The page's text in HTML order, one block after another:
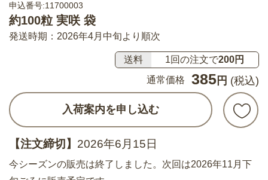
申込番号:11700003
約100粒 実咲 袋
発送時期：2026年4月中旬より順次
送料 1回の注文で200円
通常価格
385 円 (税込)
入荷案内を申し込む
【注文締切】 2026年6月15日
今シーズンの販売は終了しました。次回は2026年11月下